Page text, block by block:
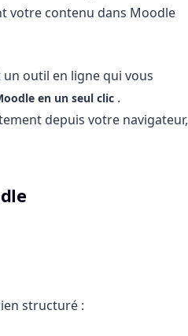
votre contenu dans Moodle
outil en ligne qui vous
en un seul clic .
depuis votre navigateur,
structuré :